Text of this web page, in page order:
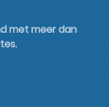
met meer dan